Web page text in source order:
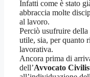
Infatti come è stato
abbraccia molte
al lavoro.
Perciò usufruire
utile, sia, per quanto
lavorativa.
Ancora prima di
dell’Avvocato